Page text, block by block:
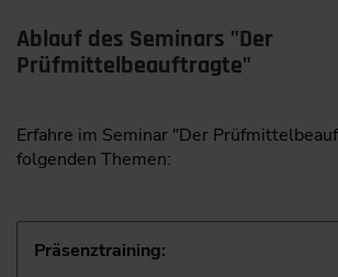
Ablauf des Seminars "Der
Prüfmittelbeauftragte"
Erfahre im Seminar "Der
folgenden Themen:
Präsenztraining: